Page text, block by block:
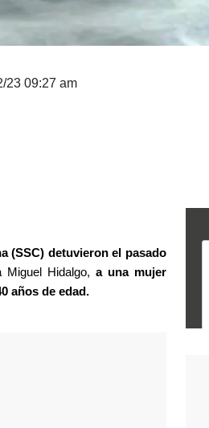
23 09:27 am
(SSC) detuvieron el pasado
Miguel Hidalgo, a una mujer
años de edad.